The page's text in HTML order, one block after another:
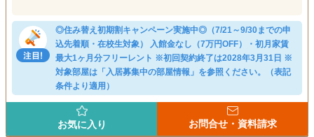
◎住み替え初期割キャンペーン実施中◎（7/21～9/30までの申
込先着順・在校生対象） 入館金なし（7万円OFF）・初月家賃
最大1ヶ月分フリーレント ※初回契約終了は2028年3月31日 ※
対象部屋は「入居募集中の部屋情報」を参照ください。（表記
条件より適用）
お気に入り お問合せ・資料請求